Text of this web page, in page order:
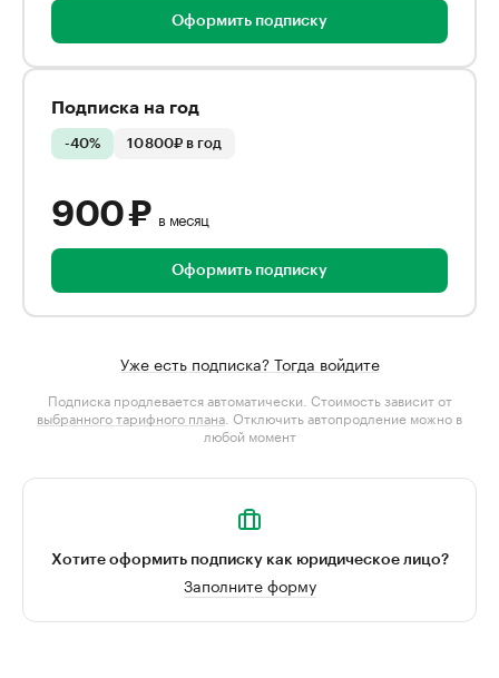
Оформить подписку
Подписка на год
-40% 10 800₽ в год
900 ₽ в месяц
Оформить подписку
Уже есть подписка? Тогда войдите
Подписка продлевается автоматически. Стоимость зависит от
выбранного тарифного плана . Отключить автопродление можно в
любой момент
Хотите оформить подписку как юридическое лицо?
Заполните форму